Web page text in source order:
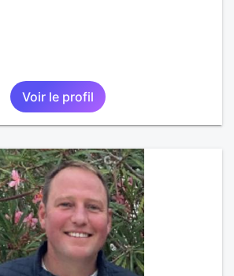
Voir le profil